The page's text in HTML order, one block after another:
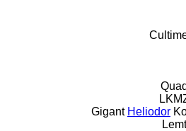
Gigant Heliodor